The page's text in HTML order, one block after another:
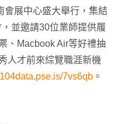
會展中心盛大舉行，集結
並邀請30位業師提供履
、Macbook Air等好禮抽
人才前來綜覽職涯新機
7vs6qb 。